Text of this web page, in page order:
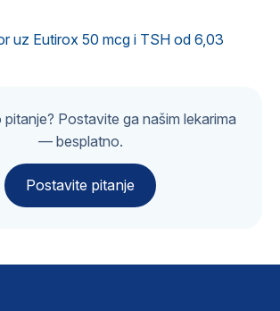
uz Eutirox 50 mcg i TSH od 6,03
Postavite ga našim lekarima
— besplatno.
Postavite pitanje